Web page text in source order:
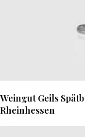
Weingut Geils
Rheinhessen